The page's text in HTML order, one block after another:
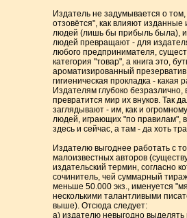
Издатель не задумывается о
отзовётся", как влияют изданные
людей (лишь бы прибыль была), и
людей превращают - для
любого предпринимателя,
категория "товар", а книга это,
ароматизированный
гигиеническая прокладка - какая
Издателям глубоко безразлично,
превратится мир их внуков. Так
заглядывают - им, как и
людей, играющих "по правилам",
здесь и сейчас, а там - да хоть
Издателю выгоднее работать с
малоизвестных авторов
издательский термин, согласно
сочинитель, чей суммарный
меньше 50.000 экз., именуется
несколькими талантливыми
выше). Отсюда следует:
а) издателю невыгодно выделять